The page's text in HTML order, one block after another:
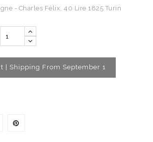
- Charles Félix, 40 Lire 1825 Turin
| Shipping From September 1